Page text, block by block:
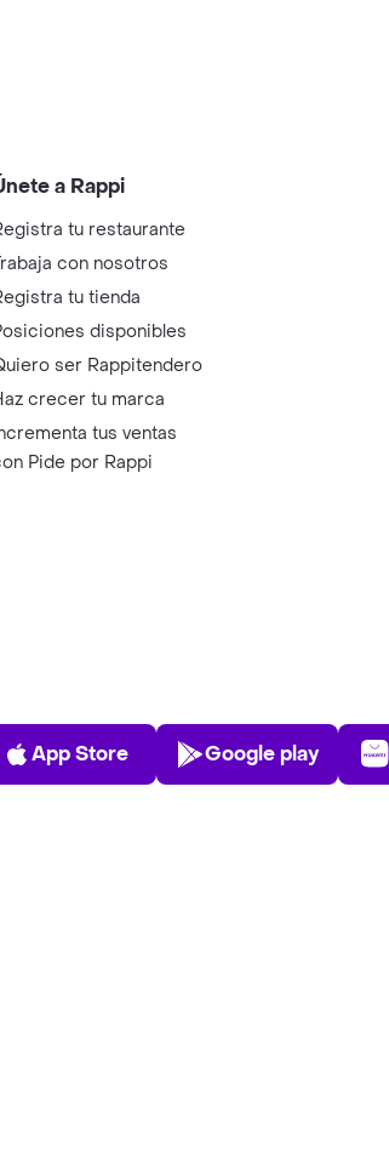
a Rappi
tu restaurante
con nosotros
tu tienda
disponibles
ser Rappitendero
crecer tu marca
tus ventas
Pide por Rappi
App Store
App Store
Play Store
Google play